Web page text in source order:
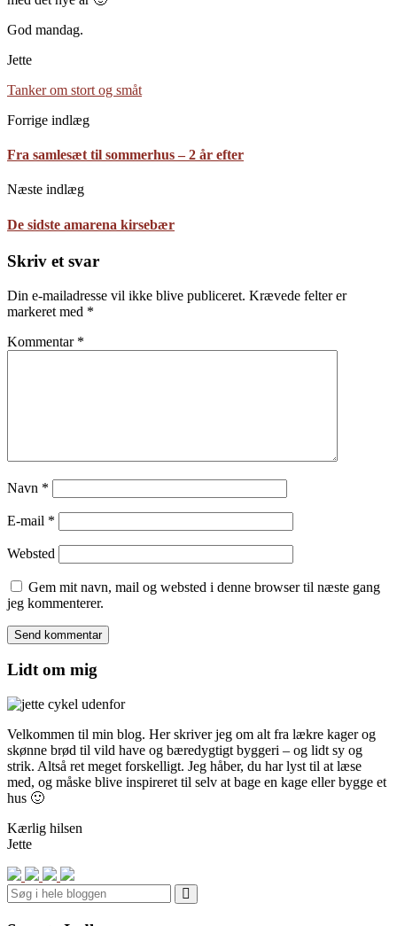
God mandag.
Jette
Tanker om stort og småt
Forrige indlæg
Fra samlesæt til sommerhus – 2 år efter
Næste indlæg
De sidste amarena kirsebær
Skriv et svar
Din e-mailadresse vil ikke blive publiceret. Krævede felter er
markeret med *
Kommentar *
Navn *
E-mail *
Websted
Gem mit navn, mail og websted i denne browser til næste gang
jeg kommenterer.
Lidt om mig
Velkommen til min blog. Her skriver jeg om alt fra lækre kager og
skønne brød til vild have og bæredygtigt byggeri – og lidt sy og
strik. Altså ret meget forskelligt. Jeg håber, du har lyst til at læse
med, og måske blive inspireret til selv at bage en kage eller bygge et
hus 🙂
Kærlig hilsen
Jette